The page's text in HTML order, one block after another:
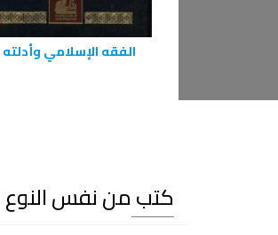
الفقه الإسلامي وأدلته
كتب من نفس النوع